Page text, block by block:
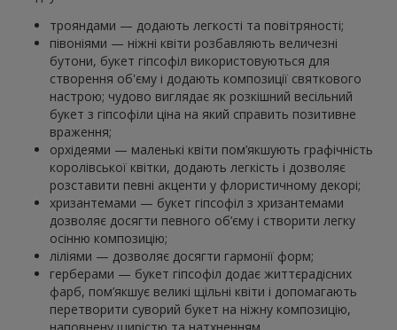
трояндами — додають легкості та повітряності;
півоніями — ніжні квіти розбавляють величезні
бутони, букет гіпсофіл використовуються для
створення об'єму і додають композиції святкового
настрою; чудово виглядає як розкішний весільний
букет з гіпсофіли ціна на який справить позитивне
враження;
орхідеями — маленькі квіти пом’якшують графічність
королівської квітки, додають легкість і дозволяє
розставити певні акценти у флористичному декорі;
хризантемами — букет гіпсофіл з хризантемами
дозволяє досягти певного об’єму і створити легку
осінню композицію;
ліліями — дозволяє досягти гармонії форм;
герберами — букет гіпсофіл додає життєрадісних
фарб, пом’якшує великі щільні квіти і допомагають
перетворити суворий букет на ніжну композицію,
наповнену щирістю та натхненням.